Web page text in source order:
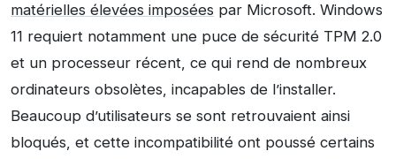
matérielles élevées imposées par Microsoft. Windows
11 requiert notamment une puce de sécurité TPM 2.0
et un processeur récent, ce qui rend de nombreux
ordinateurs obsolètes, incapables de l’installer.
Beaucoup d’utilisateurs se sont retrouvaient ainsi
bloqués, et cette incompatibilité ont poussé certains